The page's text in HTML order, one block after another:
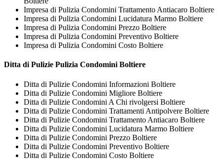
Impresa di Pulizia Condomini Trattamento Antiacaro Boltiere
Impresa di Pulizia Condomini Lucidatura Marmo Boltiere
Impresa di Pulizia Condomini Prezzo Boltiere
Impresa di Pulizia Condomini Preventivo Boltiere
Impresa di Pulizia Condomini Costo Boltiere
Ditta di Pulizie Pulizia Condomini Boltiere
Ditta di Pulizie Condomini Informazioni Boltiere
Ditta di Pulizie Condomini Migliore Boltiere
Ditta di Pulizie Condomini A Chi rivolgersi Boltiere
Ditta di Pulizie Condomini Trattamenti Antipolvere Boltiere
Ditta di Pulizie Condomini Trattamento Antiacaro Boltiere
Ditta di Pulizie Condomini Lucidatura Marmo Boltiere
Ditta di Pulizie Condomini Prezzo Boltiere
Ditta di Pulizie Condomini Preventivo Boltiere
Ditta di Pulizie Condomini Costo Boltiere